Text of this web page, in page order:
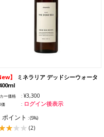
】
ミネラリア デッドシーウォータ
ー価格 ¥3,300
価 ログイン後表示
ポイント :(5%)
(2)